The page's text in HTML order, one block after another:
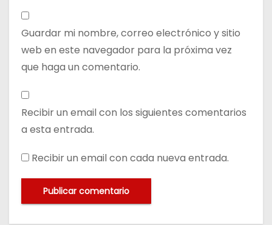
Guardar mi nombre, correo electrónico y sitio
web en este navegador para la próxima vez
que haga un comentario.
Recibir un email con los siguientes comentarios
a esta entrada.
Recibir un email con cada nueva entrada.